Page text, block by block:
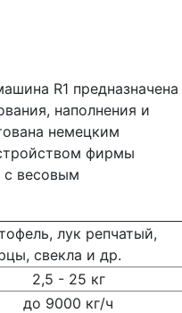
R1 предназначена
наполнения и
немецким
фирмы
с весовым
лук репчатый,
свекла и др.
- 25 кг
9000 кг/ч